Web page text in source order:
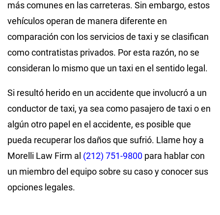
más comunes en las carreteras. Sin embargo, estos
vehículos operan de manera diferente en
comparación con los servicios de taxi y se clasifican
como contratistas privados. Por esta razón, no se
consideran lo mismo que un taxi en el sentido legal.
Si resultó herido en un accidente que involucró a un
conductor de taxi, ya sea como pasajero de taxi o en
algún otro papel en el accidente, es posible que
pueda recuperar los daños que sufrió. Llame hoy a
Morelli Law Firm al (212) 751-9800 para hablar con
un miembro del equipo sobre su caso y conocer sus
opciones legales.